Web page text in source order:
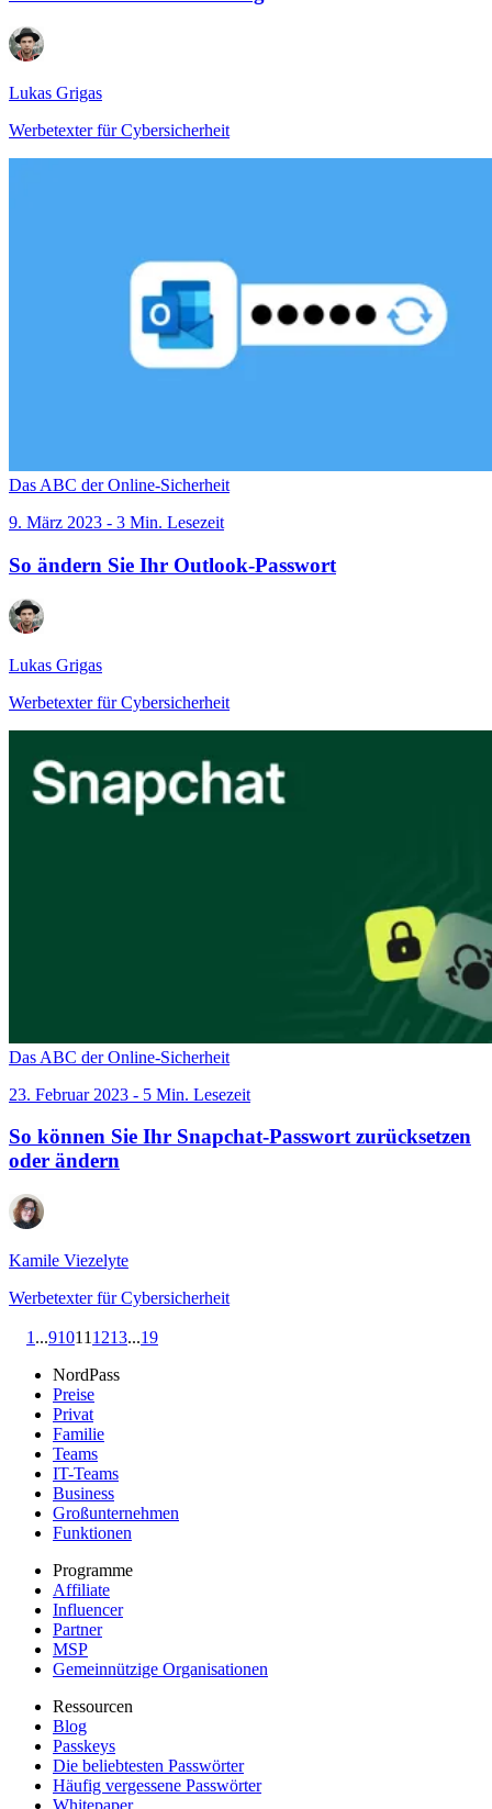
Lukas Grigas
Werbetexter für Cybersicherheit
Das ABC der Online-Sicherheit
9. März 2023 - 3 Min. Lesezeit
So ändern Sie Ihr Outlook-Passwort
Lukas Grigas
Werbetexter für Cybersicherheit
Das ABC der Online-Sicherheit
23. Februar 2023 - 5 Min. Lesezeit
So können Sie Ihr Snapchat-Passwort zurücksetzen
oder ändern
Kamile Viezelyte
Werbetexter für Cybersicherheit
1 ...91011 1213...19
NordPass
Preise
Privat
Familie
Teams
IT-Teams
Business
Großunternehmen
Funktionen
Programme
Affiliate
Influencer
Partner
MSP
Gemeinnützige Organisationen
Ressourcen
Blog
Passkeys
Die beliebtesten Passwörter
Häufig vergessene Passwörter
Whitepaper